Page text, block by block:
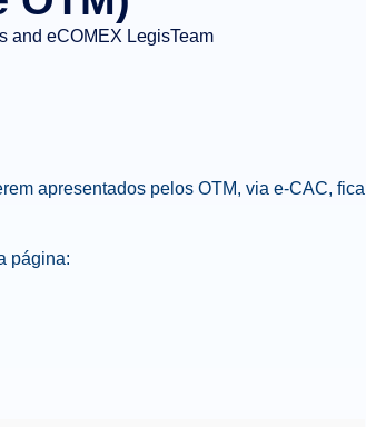
and eCOMEX LegisTeam
apresentados pelos OTM, via e-CAC, fica
página: